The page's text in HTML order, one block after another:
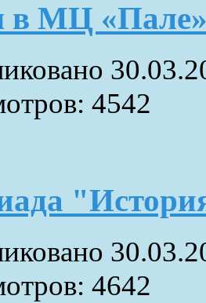
в МЦ
4542
4642